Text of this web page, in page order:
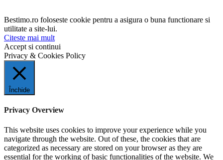
Bestimo.ro foloseste cookie pentru a asigura o buna functionare si
utilitate a site-lui.
Citeste mai mult
Accept si continui
Privacy & Cookies Policy
Închide
Privacy Overview
This website uses cookies to improve your experience while you
navigate through the website. Out of these, the cookies that are
categorized as necessary are stored on your browser as they are
essential for the working of basic functionalities of the website. We